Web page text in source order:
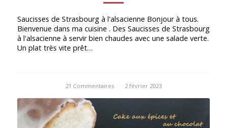
Saucisses de Strasbourg à l'alsacienne Bonjour à tous.
Bienvenue dans ma cuisine . Des Saucisses de Strasbourg
à l'alsacienne à servir bien chaudes avec une salade verte.
Un plat très vite prêt…
21 Commentaires
/ 2 février 2023